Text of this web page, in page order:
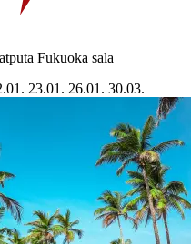
Fukuoka salā
23.01. 26.01. 30.03.